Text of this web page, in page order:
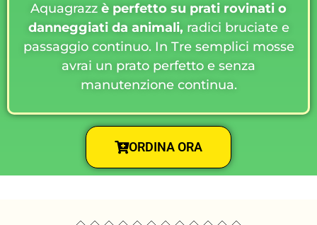
Aquagrazz è perfetto su prati rovinati o
danneggiati da animali, radici bruciate e
passaggio continuo. In Tre semplici mosse
avrai un prato perfetto e senza
manutenzione continua.
ORDINA ORA